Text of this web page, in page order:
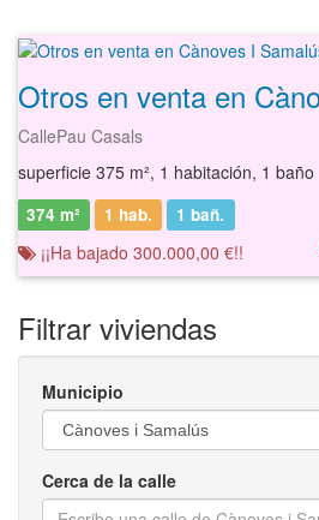
CallePau Casals
superficie 375 m², 1 habitación, 1 baño
374 m² 1 hab. 1 bañ.
¡¡Ha bajado 300.000,00 €!!
Filtrar viviendas
Municipio
Cerca de la calle